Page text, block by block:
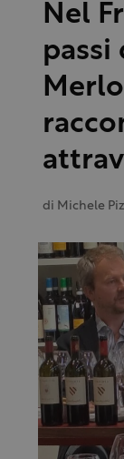
Nel
passi
di Michele